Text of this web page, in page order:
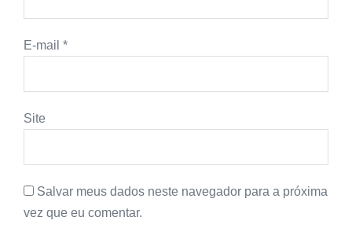
E-mail *
Site
Salvar meus dados neste navegador para a próxima
vez que eu comentar.